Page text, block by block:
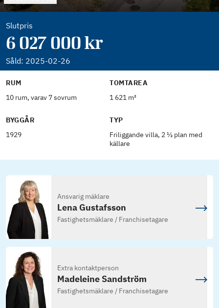
Slutpris
6 027 000 kr
Såld: 2025-02-26
RUM
10 rum, varav 7 sovrum
TOMTAREA
1 621 m²
BYGGÅR
1929
TYP
Friliggande villa, 2 ½ plan med
källare
Ansvarig mäklare
Lena Gustafsson
Fastighetsmäklare / Franchisetagare
Extra kontaktperson
Madeleine Sandström
Fastighetsmäklare / Franchisetagare